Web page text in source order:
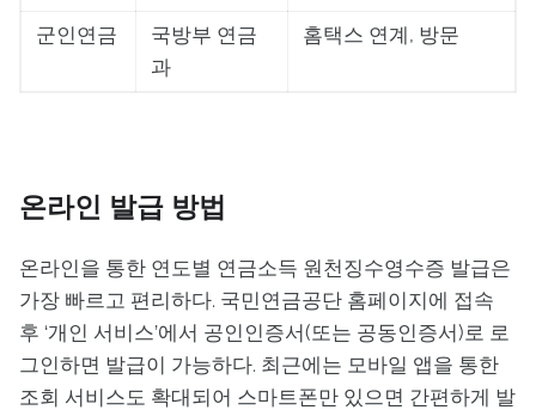
군인연금
국방부 연금
과
홈택스 연계, 방문
온라인 발급 방법
온라인을 통한 연도별 연금소득 원천징수영수증 발급은
가장 빠르고 편리하다. 국민연금공단 홈페이지에 접속
후 ‘개인 서비스’에서 공인인증서(또는 공동인증서)로 로
그인하면 발급이 가능하다. 최근에는 모바일 앱을 통한
조회 서비스도 확대되어 스마트폰만 있으면 간편하게 발